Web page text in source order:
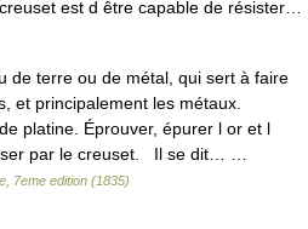
est d être capable de résister…
de terre ou de métal, qui sert à faire
et principalement les métaux.
platine. Éprouver, épurer l or et l
par le creuset. Il se dit… …
7eme edition (1835)